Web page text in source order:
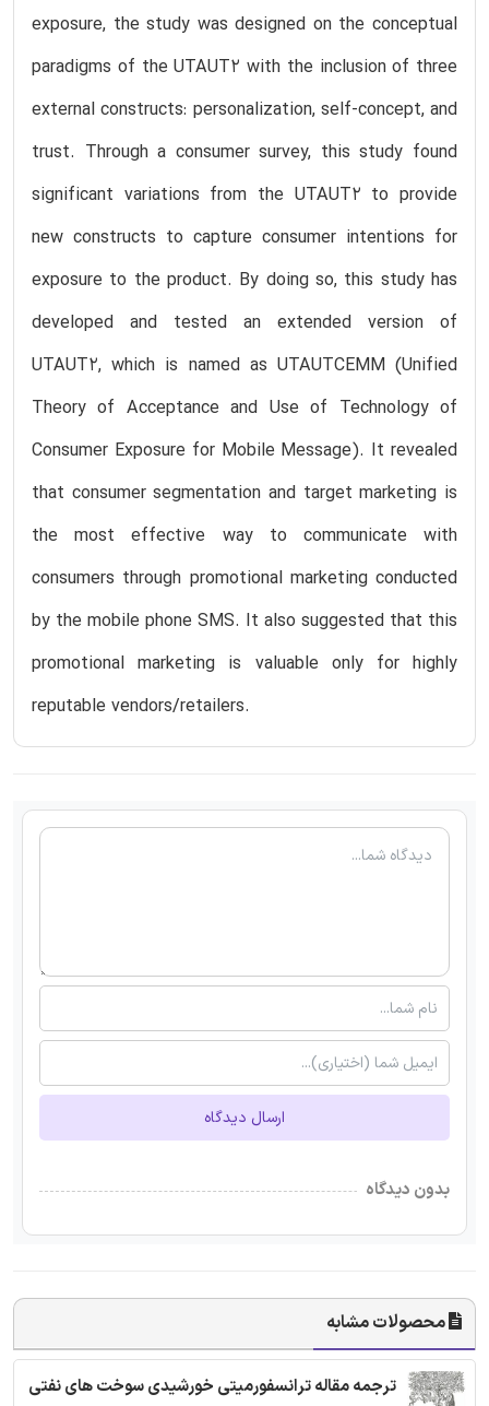
exposure, the study was designed on the conceptual
paradigms of the UTAUT2 with the inclusion of three
external constructs: personalization, self-concept, and
trust. Through a consumer survey, this study found
significant variations from the UTAUT2 to provide
new constructs to capture consumer intentions for
exposure to the product. By doing so, this study has
developed and tested an extended version of
UTAUT2, which is named as UTAUTCEMM (Unified
Theory of Acceptance and Use of Technology of
Consumer Exposure for Mobile Message). It revealed
that consumer segmentation and target marketing is
the most effective way to communicate with
consumers through promotional marketing conducted
by the mobile phone SMS. It also suggested that this
promotional marketing is valuable only for highly
reputable vendors/retailers.
ارسال دیدگاه
بدون دیدگاه
محصولات مشابه
ترجمه مقاله ترانسفورمیتی خورشیدی سوخت های نفتی